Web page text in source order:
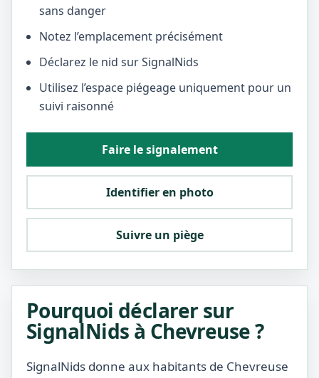
sans danger
Notez l’emplacement précisément
Déclarez le nid sur SignalNids
Utilisez l’espace piégeage uniquement pour un
suivi raisonné
Faire le signalement
Identifier en photo
Suivre un piège
Pourquoi déclarer sur
SignalNids à Chevreuse ?
SignalNids donne aux habitants de Chevreuse